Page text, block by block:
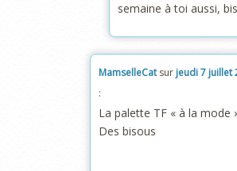
semaine à toi aussi,
MamselleCatsur jeudi 7 juillet
:
La palette TF « à la mode
Des bisous